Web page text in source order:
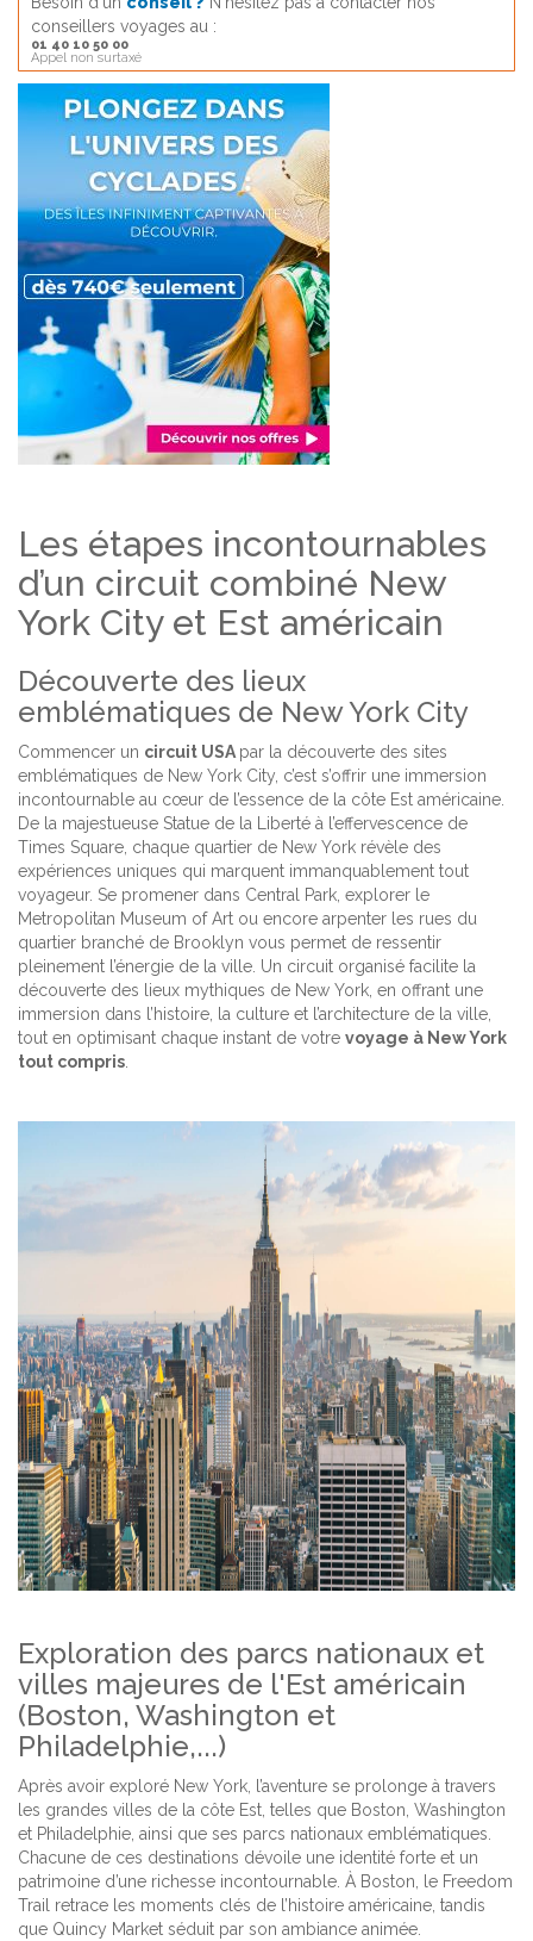
conseillers voyages au :
01 40 10 50 00
Appel non surtaxé
Les étapes incontournables
d’un circuit combiné New
York City et Est américain
Découverte des lieux
emblématiques de New York City
Commencer un circuit USA par la découverte des sites
emblématiques de New York City, c’est s’offrir une immersion
incontournable au cœur de l’essence de la côte Est américaine.
De la majestueuse Statue de la Liberté à l’effervescence de
Times Square, chaque quartier de New York révèle des
expériences uniques qui marquent immanquablement tout
voyageur. Se promener dans Central Park, explorer le
Metropolitan Museum of Art ou encore arpenter les rues du
quartier branché de Brooklyn vous permet de ressentir
pleinement l’énergie de la ville. Un circuit organisé facilite la
découverte des lieux mythiques de New York, en offrant une
immersion dans l’histoire, la culture et l’architecture de la ville,
tout en optimisant chaque instant de votre voyage à New York
tout compris
Exploration des parcs nationaux et
villes majeures de l'Est américain
(Boston, Washington et
Philadelphie,...)
Après avoir exploré New York, l’aventure se prolonge à travers
les grandes villes de la côte Est, telles que Boston, Washington
et Philadelphie, ainsi que ses parcs nationaux emblématiques.
Chacune de ces destinations dévoile une identité forte et un
patrimoine d’une richesse incontournable. À Boston, le Freedom
Trail retrace les moments clés de l’histoire américaine, tandis
que Quincy Market séduit par son ambiance animée.